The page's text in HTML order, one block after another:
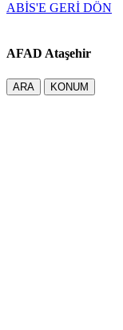
ABİS'E GERİ DÖN
AFAD Ataşehir
ARA KONUM